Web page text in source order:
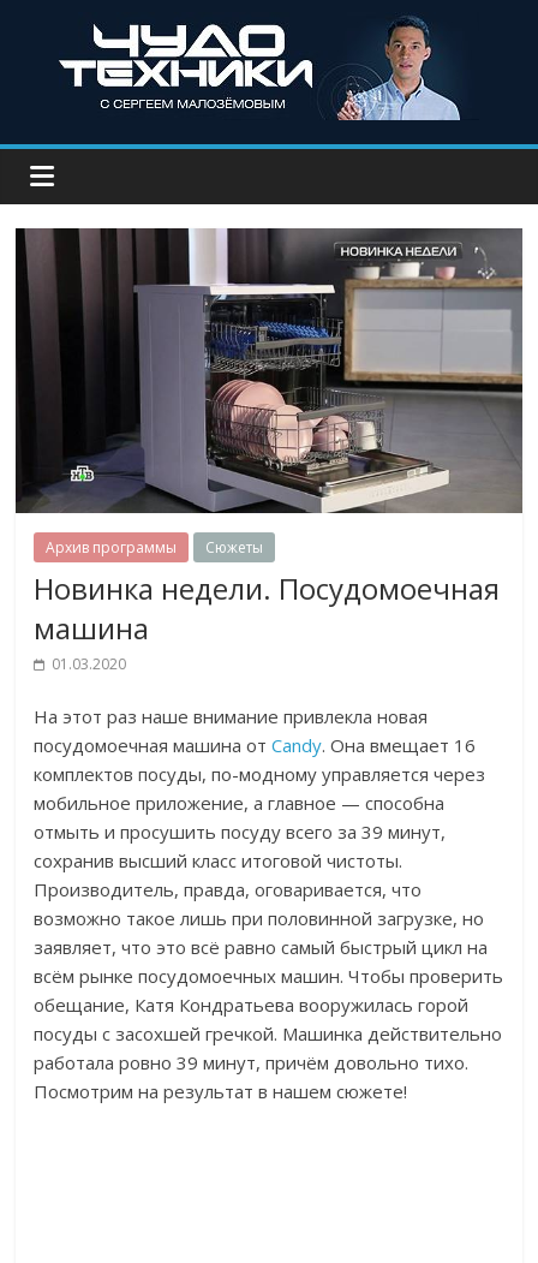
Архив программы Сюжеты
Новинка недели. Посудомоечная
машина
01.03.2020
На этот раз наше внимание привлекла новая
посудомоечная машина отCandy. Она вмещает 16
комплектов посуды, по-модному управляется через
мобильное приложение, а главное — способна
отмыть и просушить посуду всего за 39 минут,
сохранив высший класс итоговой чистоты.
Производитель, правда, оговаривается, что
возможно такое лишь при половинной загрузке, но
заявляет, что это всё равно самый быстрый цикл на
всём рынке посудомоечных машин. Чтобы проверить
обещание, Катя Кондратьева вооружилась горой
посуды с засохшей гречкой. Машинка действительно
работала ровно 39 минут, причём довольно тихо.
Посмотрим на результат в нашем сюжете!